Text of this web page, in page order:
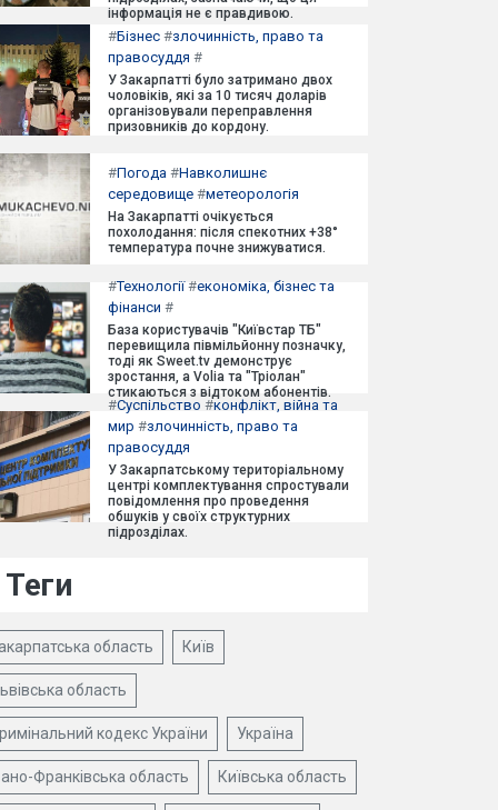
інформація не є правдивою.
#Бізнес #злочинність, право та
правосуддя #
У Закарпатті було затримано двох
чоловіків, які за 10 тисяч доларів
організовували переправлення
призовників до кордону.
#Погода #Навколишнє
середовище #метеорологія
На Закарпатті очікується
похолодання: після спекотних +38°
температура почне знижуватися.
#Технології#економіка, бізнес та
фінанси #
База користувачів "Київстар ТБ"
перевищила півмільйонну позначку,
тоді як Sweet.tv демонструє
зростання, а Volia та "Тріолан"
стикаються з відтоком абонентів.
#Суспільство #конфлікт, війна та
мир #злочинність, право та
правосуддя
У Закарпатському територіальному
центрі комплектування спростували
повідомлення про проведення
обшуків у своїх структурних
підрозділах.
Теги
область Київ
область
кодекс України Україна
Франківська область Київська область